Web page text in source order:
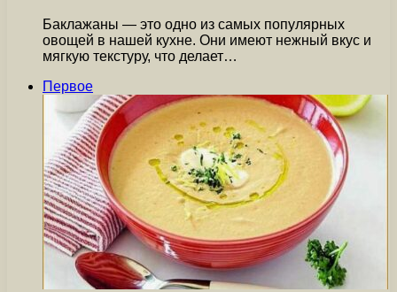
Баклажаны — это одно из самых популярных
овощей в нашей кухне. Они имеют нежный вкус и
мягкую текстуру, что делает…
Первое